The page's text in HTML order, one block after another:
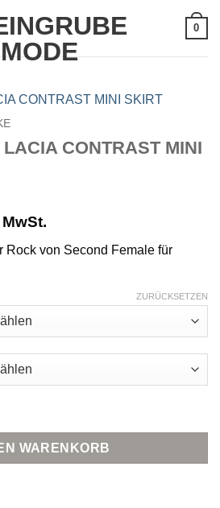
0
CONTRAST MINI
Rock von Second Female für
ZURÜCKSETZEN
MINI SKIRT Menge
WARENKORB